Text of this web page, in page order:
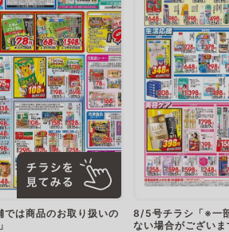
は商品のお取り扱いの
8/5号チラシ「※一
ない場合がございま